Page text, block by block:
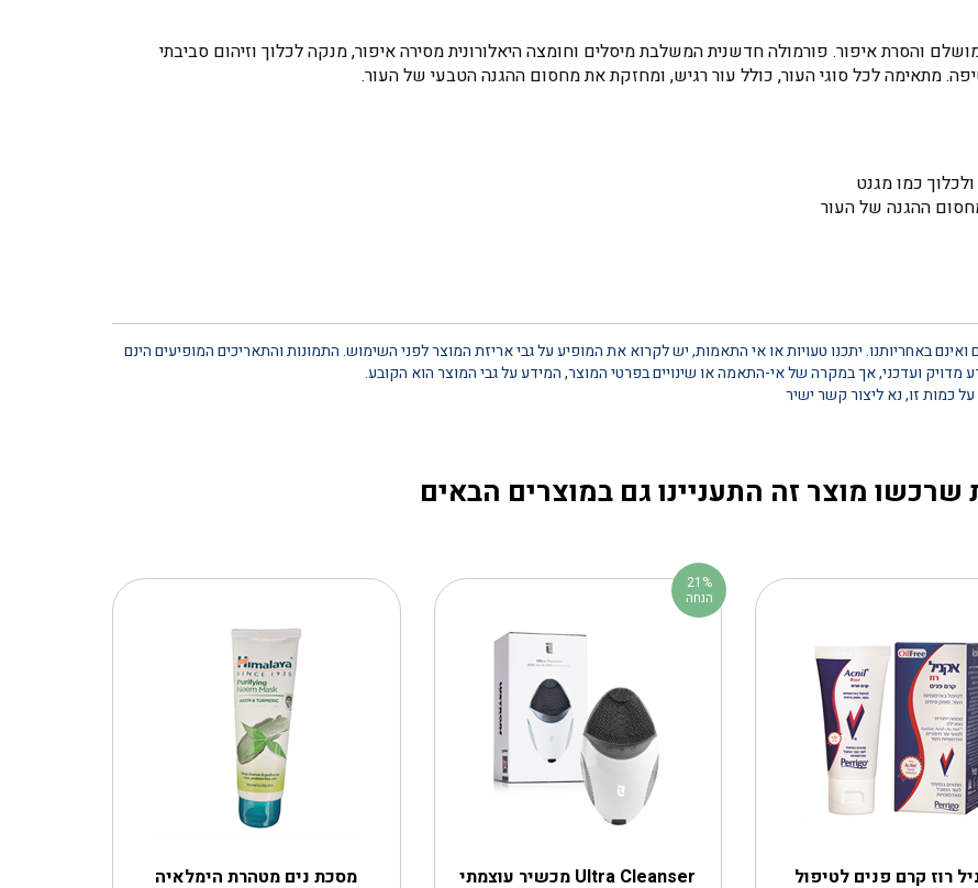
והסרת איפור. פורמולה חדשנית המשלבת מיסלים וחומצה היאלורונית מסירה איפור, מנקה לכלוך וזיהום סביבתי
מתאימה לכל סוגי העור, כולל עור רגיש, ומחזקת את מחסום ההגנה הטבעי של העור.
כמו מגנט
ההגנה של העור
באחריותנו. יתכנו טעויות או אי התאמות, יש לקרוא את המופיע על גבי אריזת המוצר לפני השימוש. התמונות והתאריכים המופיעים הינם
ועדכני, אך במקרה של אי-התאמה או שינויים בפרטי המוצר, המידע על גבי המוצר הוא הקובע.
שרכשו מוצר זה התעניינו גם במוצרים הבאים
‎מסכת נים מטהרת‎ ‎הימלאיה
Ultra Cleanser מכשיר עוצמתי
21%
הנחה
רוז קרם פנים לטיפול